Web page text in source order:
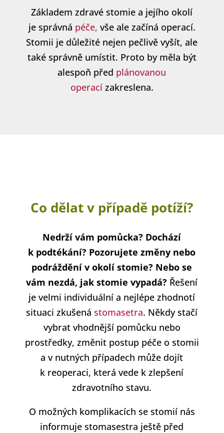
Základem zdravé stomie a jejího okolí
je správná péče, vše ale začíná operací.
Stomii je důležité nejen pečlivě vyšít, ale
také správně umístit. Proto by měla být
alespoň před plánovanou
operacízakreslena.
Co dělat v případě potíží?
Nedrží vám pomůcka? Dochází
k podtékání? Pozorujete změny nebo
podráždění v okolí stomie? Nebo se
vám nezdá, jak stomie vypadá? Řešení
je velmi individuální a nejlépe zhodnotí
situaci zkušenástomasetra. Někdy stačí
vybrat vhodnější pomůcku nebo
prostředky, změnit postup péče o stomii
a v nutných případech může dojít
k reoperaci, která vede k zlepšení
zdravotního stavu.
O možných komplikacích se stomií nás
informuje stomasestra ještě před